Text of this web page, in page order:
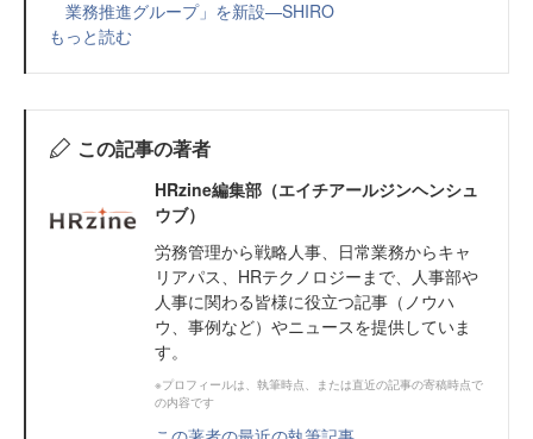
業務推進グループ」を新設—SHIRO
もっと読む
この記事の著者
HRzine編集部（エイチアールジンヘンシュ
ウブ）
労務管理から戦略人事、日常業務からキャ
リアパス、HRテクノロジーまで、人事部や
人事に関わる皆様に役立つ記事（ノウハ
ウ、事例など）やニュースを提供していま
す。
※プロフィールは、執筆時点、または直近の記事の寄稿時点で
の内容です